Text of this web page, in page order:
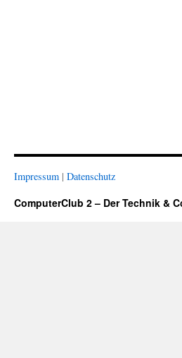
Impressum | Datenschutz
ComputerClub 2 – Der Technik &